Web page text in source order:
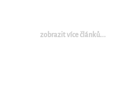
zobrazit více článků...